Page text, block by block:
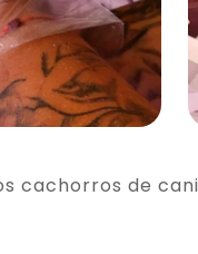
cachorros de